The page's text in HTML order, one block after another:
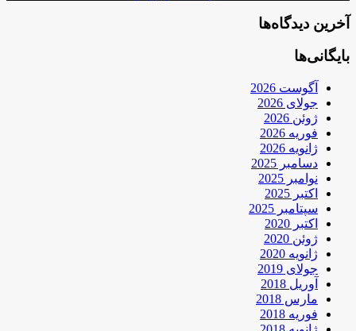
آخرین دیدگاه‌ها
بایگانی‌ها
آگوست 2026
جولای 2026
ژوئن 2026
فوریه 2026
ژانویه 2026
دسامبر 2025
نوامبر 2025
اکتبر 2025
سپتامبر 2025
اکتبر 2020
ژوئن 2020
ژانویه 2020
جولای 2019
آوریل 2018
مارس 2018
فوریه 2018